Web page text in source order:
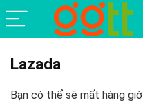
Lazada
Bạn có thể sẽ mất hàng